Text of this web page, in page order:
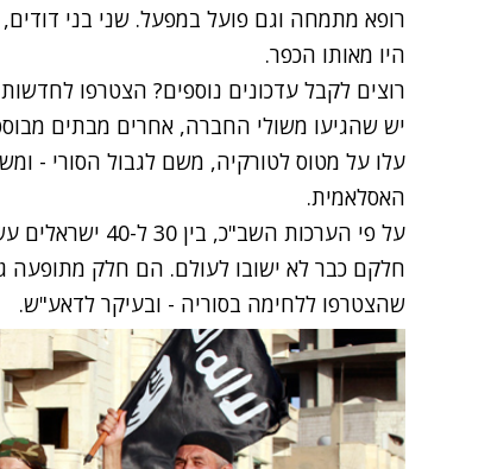
רופא מתמחה וגם פועל במפעל. שני בני
היו מאותו הכפר.
רוצים לקבל עדכונים נוספים? הצטרפו לחדשות 2 בפייסבוק
יש שהגיעו משולי החברה, אחרים מבתים
עלו על מטוס לטורקיה, משם לגבול הסורי -
האסלאמית.
על פי הערכות
חלקם כבר לא ישובו לעולם. הם חלק מתופעה
שהצטרפו ללחימה בסוריה - ובעיקר לדאע"ש.